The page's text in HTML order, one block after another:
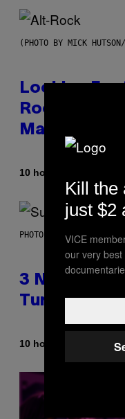
(PHOTO BY MICK HUTSON/
Looking
Rock
Made It for
10 hours ago
PHOTO BY NIELS VAN
3 No-Skip
Turning 30
10 hours ago Dan
Kill the
just $2
VICE
our very